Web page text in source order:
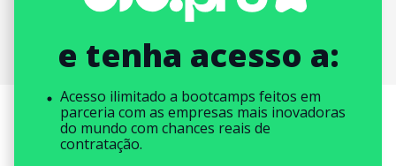
e tenha acesso a:
Acesso ilimitado a bootcamps feitos em
parceria com as empresas mais inovadoras
do mundo com chances reais de
contratação.